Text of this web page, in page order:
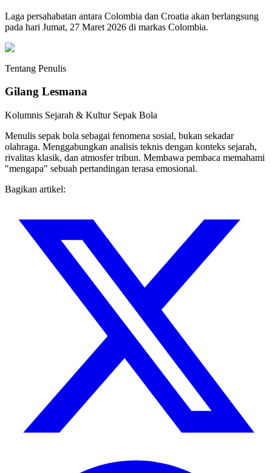
Laga persahabatan antara Colombia dan Croatia akan berlangsung
pada hari Jumat, 27 Maret 2026 di markas Colombia.
Tentang Penulis
Gilang Lesmana
Kolumnis Sejarah & Kultur Sepak Bola
Menulis sepak bola sebagai fenomena sosial, bukan sekadar
olahraga. Menggabungkan analisis teknis dengan konteks sejarah,
rivalitas klasik, dan atmosfer tribun. Membawa pembaca memahami
"mengapa" sebuah pertandingan terasa emosional.
Bagikan artikel: